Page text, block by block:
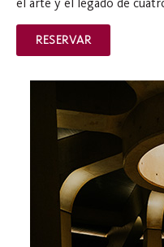
el arte y el legado de
RESERVAR